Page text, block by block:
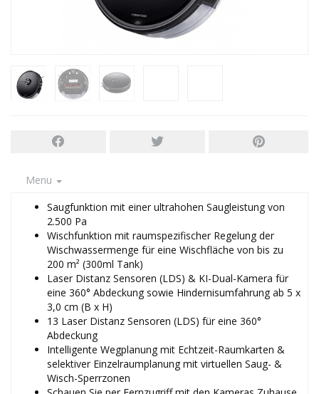
Menu
Saugfunktion mit einer ultrahohen Saugleistung von
2.500 Pa
Wischfunktion mit raumspezifischer Regelung der
Wischwassermenge für eine Wischfläche von bis zu
200 m² (300ml Tank)
Laser Distanz Sensoren (LDS) & KI-Dual-Kamera für
eine 360° Abdeckung sowie Hindernisumfahrung ab 5 x
3,0 cm (B x H)
13 Laser Distanz Sensoren (LDS) für eine 360°
Abdeckung
Intelligente Wegplanung mit Echtzeit-Raumkarten &
selektiver Einzelraumplanung mit virtuellen Saug- &
Wisch-Sperrzonen